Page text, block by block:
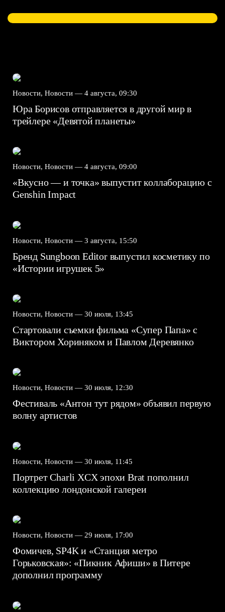
Новости, Новости — 4 августа, 09:30
Юра Борисов отправляется в другой мир в
трейлере «Девятой планеты»
Новости, Новости — 4 августа, 09:00
«Вкусно — и точка» выпустит коллаборацию с
Genshin Impact⁠⁠
Новости, Новости — 3 августа, 15:50
Бренд Sungboon Editor выпустил косметику по
«Истории игрушек 5»
Новости, Новости — 30 июля, 13:45
Стартовали съемки фильма «Супер Папа» с
Виктором Хориняком и Павлом Деревянко
Новости, Новости — 30 июля, 12:30
Фестиваль «Антон тут рядом» объявил первую
волну артистов
Новости, Новости — 30 июля, 11:45
Портрет Charli XCX эпохи Brat пополнил
коллекцию лондонской галереи
Новости, Новости — 29 июля, 17:00
Фомичев, SP4K и «Станция метро
Горьковская»: «Пикник Афиши» в Питере
дополнил программу